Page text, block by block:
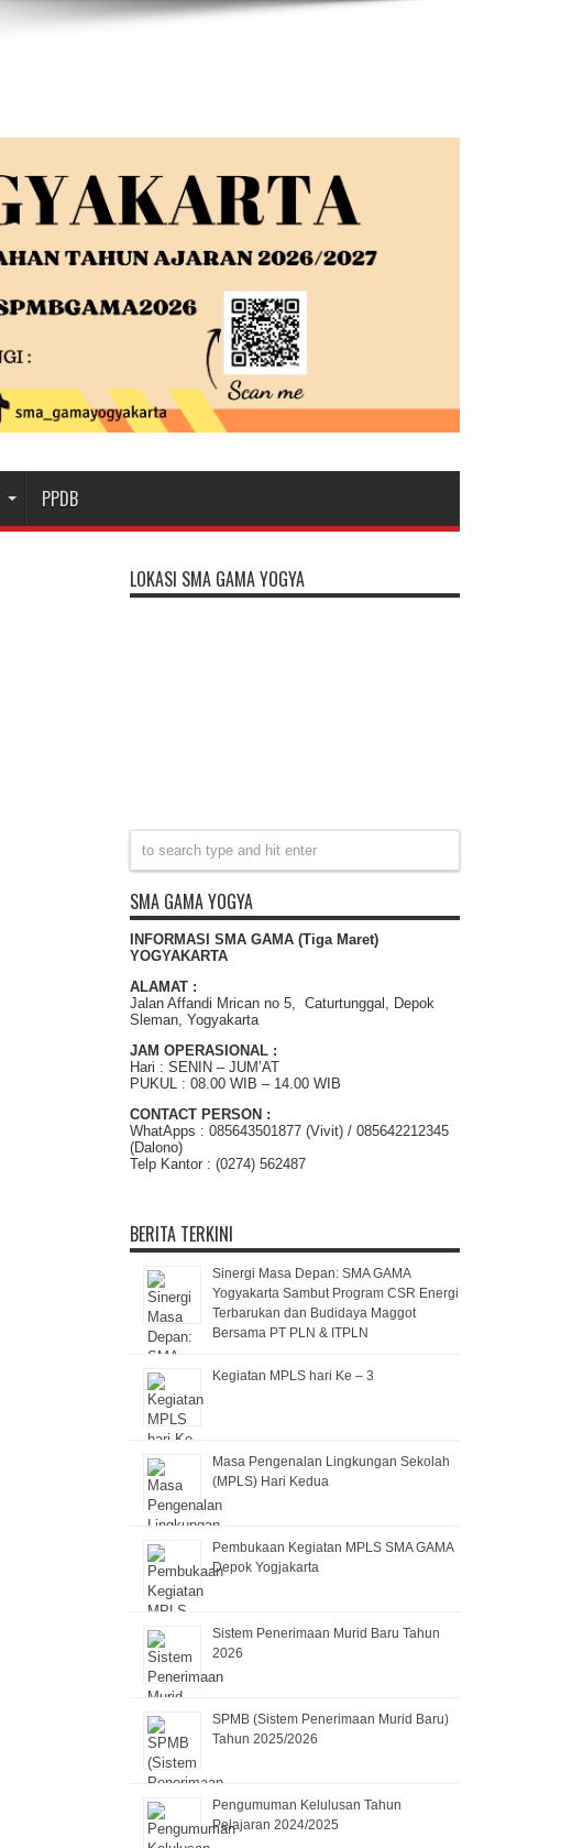
PPDB
LOKASI SMA GAMA YOGYA
SMA GAMA YOGYA
INFORMASI SMA GAMA (Tiga Maret)
YOGYAKARTA
ALAMAT :
Jalan Affandi Mrican no 5, Caturtunggal, Depok
Sleman, Yogyakarta
JAM OPERASIONAL :
Hari : SENIN – JUM’AT
PUKUL : 08.00 WIB – 14.00 WIB
CONTACT PERSON :
WhatApps : 085643501877 (Vivit) / 085642212345
(Dalono)
Telp Kantor : (0274) 562487
BERITA TERKINI
Sinergi Masa Depan: SMA GAMA
Yogyakarta Sambut Program CSR Energi
Terbarukan dan Budidaya Maggot
Bersama PT PLN & ITPLN
Kegiatan MPLS hari Ke – 3
Masa Pengenalan Lingkungan Sekolah
(MPLS) Hari Kedua
Pembukaan Kegiatan MPLS SMA GAMA
Depok Yogjakarta
Sistem Penerimaan Murid Baru Tahun
2026
SPMB (Sistem Penerimaan Murid Baru)
Tahun 2025/2026
Pengumuman Kelulusan Tahun
Pelajaran 2024/2025